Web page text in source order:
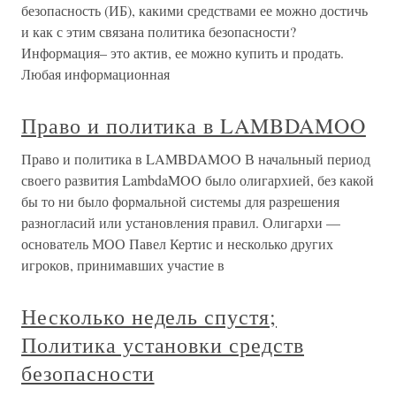
безопасность (ИБ), какими средствами ее можно достичь
и как с этим связана политика безопасности?
Информация– это актив, ее можно купить и продать.
Любая информационная
Право и политика в LAMBDAMOO
Право и политика в LAMBDAMOO В начальный период
своего развития LambdaMOO было олигархией, без какой
бы то ни было формальной системы для разрешения
разногласий или установления правил. Олигархи —
основатель МОО Павел Кертис и несколько других
игроков, принимавших участие в
Несколько недель спустя;
Политика установки средств
безопасности